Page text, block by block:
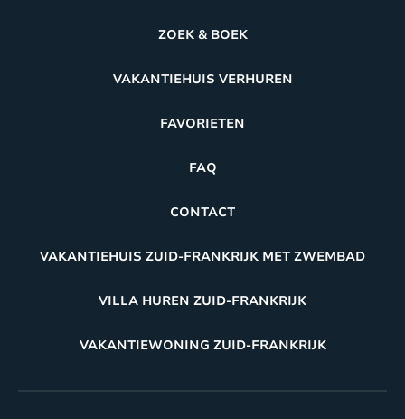
ZOEK & BOEK
VAKANTIEHUIS VERHUREN
FAVORIETEN
FAQ
CONTACT
VAKANTIEHUIS ZUID-FRANKRIJK MET ZWEMBAD
VILLA HUREN ZUID-FRANKRIJK
VAKANTIEWONING ZUID-FRANKRIJK